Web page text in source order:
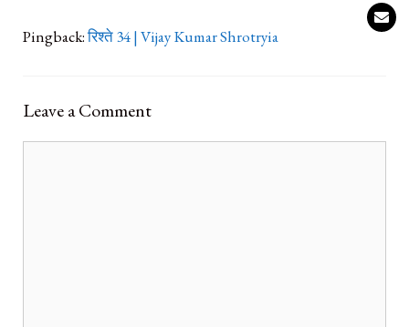
Pingback:रिश्ते 34 | Vijay Kumar Shrotryia
Leave a Comment